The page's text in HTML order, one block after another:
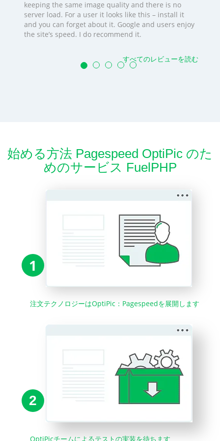
keeping the same image quality and there is no
server load. For a user it looks like this – install it
and you can forget about it. Google and users enjoy
the site’s speed. I do recommend it.
すべてのレビューを読む
始める方法 Pagespeed OptiPic のた
めのサービス FuelPHP
1
注文テクノロジーはOptiPic：Pagespeedを展開します
2
OptiPicチームによるテストの実装を待ちます